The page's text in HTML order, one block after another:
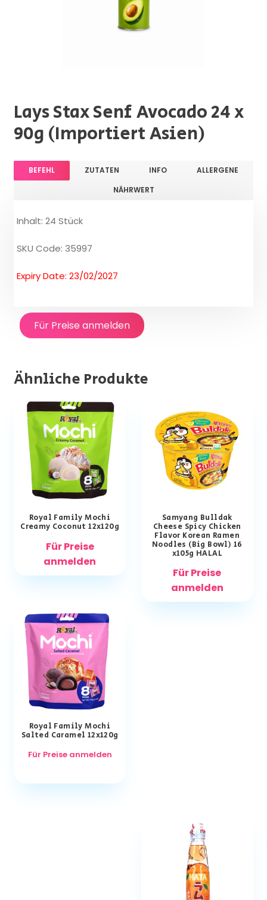
Lays Stax Senf Avocado 24 x
90g (Importiert Asien)
BEFEHL ZUTATEN INFO
ALLERGENE
NÄHRWERT
Inhalt: 24 Stück
SKU Code: 35997
Expiry Date: 23/02/2027
Für Preise anmelden
Ähnliche Produkte
Royal Family Mochi
Creamy Coconut 12x120g
Für Preise
anmelden
Samyang Bulldak
Cheese Spicy Chicken
Flavor Korean Ramen
Noodles (Big Bowl) 16
x105g HALAL
Für Preise
anmelden
Royal Family Mochi
Salted Caramel 12x120g
Für Preise anmelden